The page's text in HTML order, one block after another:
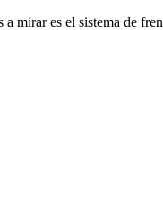
mirar es el sistema de